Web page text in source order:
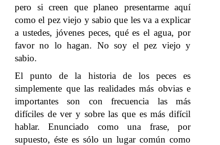
pero si creen que planeo presentarme aquí
como el pez viejo y sabio que les va a explicar
a ustedes, jóvenes peces, qué es el agua, por
favor no lo hagan. No soy el pez viejo y
sabio.
El punto de la historia de los peces es
simplemente que las realidades más obvias e
importantes son con frecuencia las más
difíciles de ver y sobre las que es más difícil
hablar. Enunciado como una frase, por
supuesto, éste es sólo un lugar común como